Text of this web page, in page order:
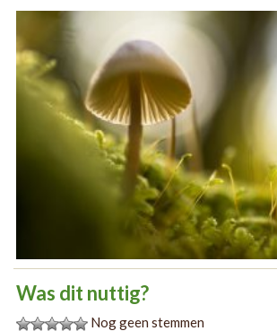
Was dit nuttig?
Nog geen stemmen